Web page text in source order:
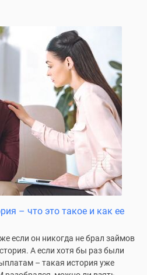
– что это такое и как ее
если он никогда не брал займов
А если хотя бы раз были
– такая история уже